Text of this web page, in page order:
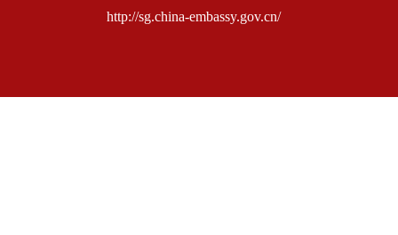
http://sg.china-embassy.gov.cn/